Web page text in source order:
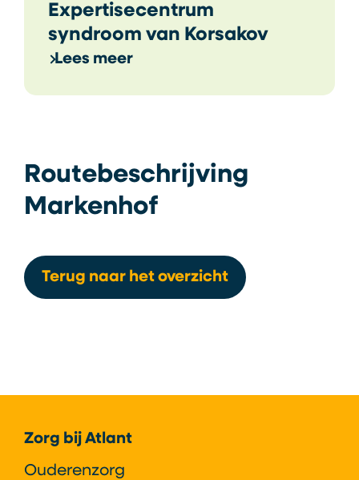
Expertisecentrum
syndroom van Korsakov
Lees meer
Routebeschrijving
Markenhof
+
−
Terug naar het overzicht
Zorg bij Atlant
Ouderenzorg